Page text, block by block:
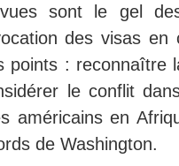
sont le gel
des visas en
points : reconnaître
le conflit
américains en
de Washington.